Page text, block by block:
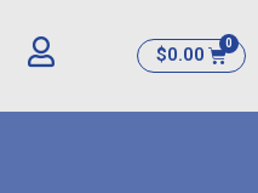
$0.00